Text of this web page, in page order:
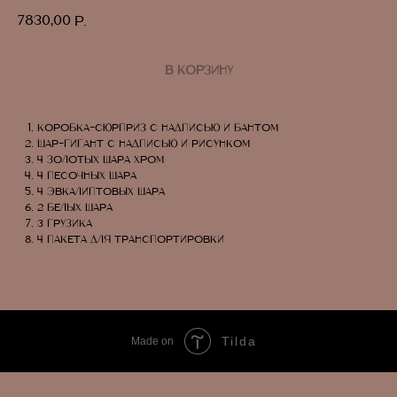
7830,00 р.
В КОРЗИНУ
коробка-сюрприз с надписью и бантом
шар-гигант с надписью и рисунком
4 золотых шара хром
4 песочных шара
4 эвкалиптовых шара
2 белых шара
3 грузика
4 пакета для транспортировки
Made on Tilda